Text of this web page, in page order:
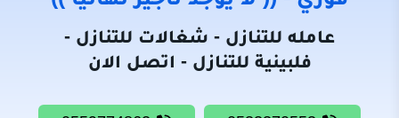
نحن
خادمات
للتنازل
شغالات
عامله للتنازل - شغالات للتنازل -
فلبينية للتنازل - اتصل الان